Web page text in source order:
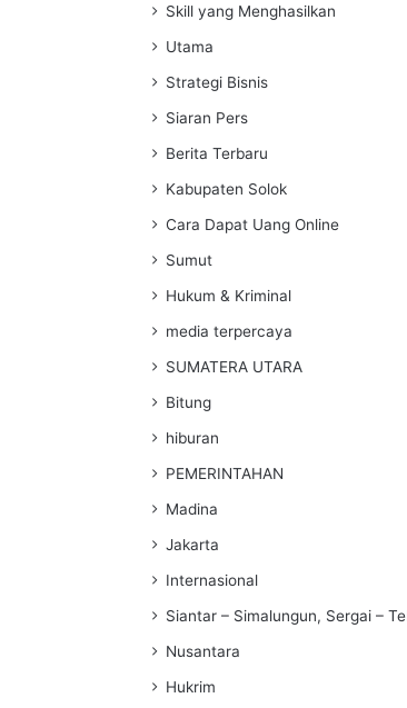
Skill yang Menghasilkan
Utama
Strategi Bisnis
Siaran Pers
Berita Terbaru
Kabupaten Solok
Cara Dapat Uang Online
Sumut
Hukum & Kriminal
media terpercaya
SUMATERA UTARA
Bitung
hiburan
PEMERINTAHAN
Madina
Jakarta
Internasional
Siantar – Simalungun, Sergai –
Nusantara
Hukrim